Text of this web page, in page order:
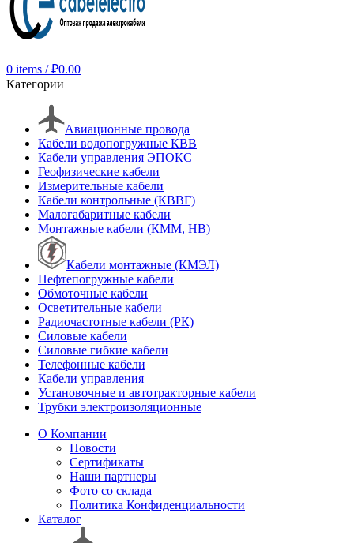
0 items / ₽0.00
Категории
Авиационные провода
Кабели водопогружные КВВ
Кабели управления ЭПОКС
Геофизические кабели
Измерительные кабели
Кабели контрольные (КВВГ)
Малогабаритные кабели
Монтажные кабели (КММ, НВ)
Кабели монтажные (КМЭЛ)
Нефтепогружные кабели
Обмоточные кабели
Осветительные кабели
Радиочастотные кабели (РК)
Силовые кабели
Силовые гибкие кабели
Телефонные кабели
Кабели управления
Установочные и автотракторные кабели
Трубки электроизоляционные
О Компании
Новости
Сертификаты
Наши партнеры
Фото со склада
Политика Конфиденциальности
Каталог